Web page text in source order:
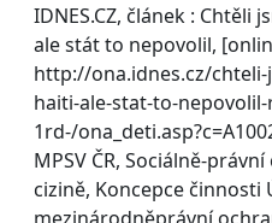
IDNES.CZ, článek : Chtěli
ale stát to nepovolil,
http://ona.idnes.cz/
haiti-ale-stat-to-
1rd-/
MPSV ČR, Sociálně-
cizině, Koncepce činnosti